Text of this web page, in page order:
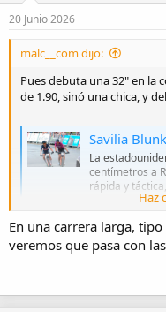
20 Junio 2026
malc__com dijo:
Pues debuta una 32" en la
de 1.90, sinó una chica, y
Savilia Blunk gana el
La
centímetros a
rápida y
estrenar una
esmtb.com
El Short Track a veces es
Haz
En una carrera larga,
veremos que pasa con